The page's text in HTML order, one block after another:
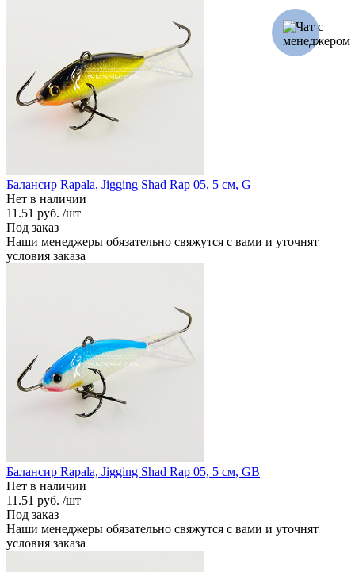
Балансир Rapala, Jigging Shad Rap 05, 5 см, G
Нет в наличии
11.51 руб. /шт
Под заказ
Наши менеджеры обязательно свяжутся с вами и уточнят
условия заказа
Балансир Rapala, Jigging Shad Rap 05, 5 см, GB
Нет в наличии
11.51 руб. /шт
Под заказ
Наши менеджеры обязательно свяжутся с вами и уточнят
условия заказа